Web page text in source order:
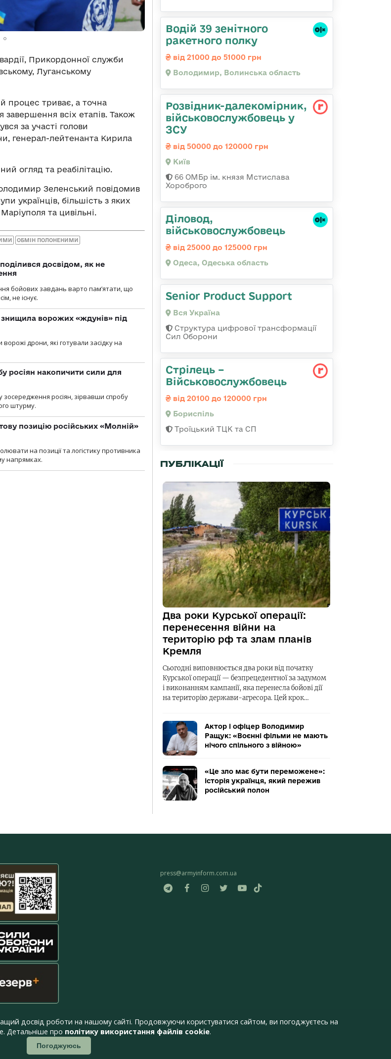
Прикордонної служби
Луганському
процес триває, а точна
завершення всіх етапів. Також
за участі голови
генерал-лейтенанта Кирила
огляд та реабілітацію.
Зеленський повідомив
українців, більшість з яких
та цивільні.
ОБМІН ПОЛОНЕНИМИ
досвідом, як не
бойових завдань варто пам’ятати, що
не існує.
ворожих «ждунів» під
дрони, які готували засідку на
росіян накопичити сили для
зосередження росіян, зірвавши спробу
штурму.
позицію російських «Молній»
на позиції та логістику противника
напрямках.
Водій 39 зенітного
ракетного полку
від 21000 до 51000 грн
Володимир, Волинська область
Розвідник-далекомірник,
військовослужбовець у
ЗСУ
від 50000 до 120000 грн
Київ
66 ОМБр ім. князя Мстислава
Хороброго
Діловод,
військовослужбовець
від 25000 до 125000 грн
Одеса, Одеська область
Senior Product Support
Вся Україна
Структура цифрової трансформації
Сил Оборони
Стрілець –
Військовослужбовець
від 20100 до 120000 грн
Бориспіль
Троїцький ТЦК та СП
ПУБЛІКАЦІЇ
Два роки Курської операції:
перенесення війни на
територію рф та злам планів
Кремля
Сьогодні виповнюється два роки від початку
Курської операції — безпрецедентної за задумом
і виконанням кампанії, яка перенесла бойові дії
на територію держави-агресора. Цей крок…
Актор і офіцер Володимир
Ращук: «Воєнні фільми не мають
нічого спільного з війною»
«Це зло має бути переможене»:
історія українця, який пережив
російський полон
press@armyinform.com.ua
досвід роботи на нашому сайті. Продовжуючи користуватися сайтом, ви погоджуєтесь на
Детальніше про політику використання файлів cookie.
Погоджуюсь